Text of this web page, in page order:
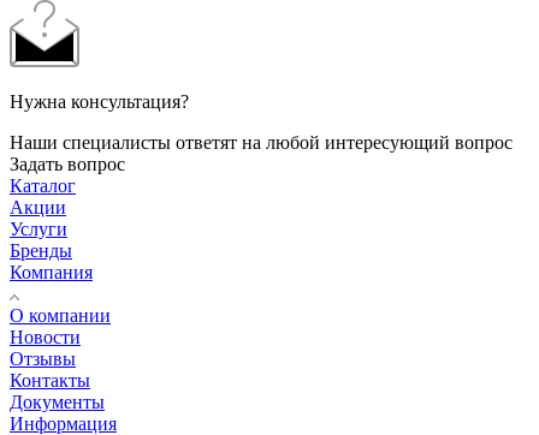
Нужна консультация?
Наши специалисты ответят на любой интересующий вопрос
Задать вопрос
Каталог
Акции
Услуги
Бренды
Компания
О компании
Новости
Отзывы
Контакты
Документы
Информация